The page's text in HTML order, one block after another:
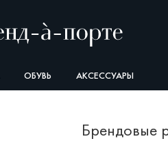
ОБУВЬ АКСЕССУАРЫ
брендовые